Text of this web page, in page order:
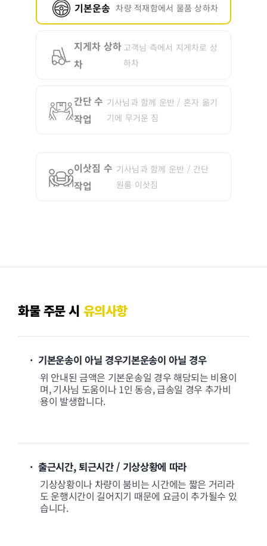
기본운송 차량 적재함에서 물품 상하차
지게차 상하
차
고객님 측에서 지게차로 상
하차
간단 수
작업
기사님과 함께 운반 / 혼자 옮기
기에 무거운 짐
이삿짐 수
작업
기사님과 함께 운반 / 간단
원룸 이삿짐
화물 주문 시 유의사항
· 기본운송이 아닐 경우기본운송이 아닐 경우
위 안내된 금액은 기본운송일 경우 해당되는 비용이
며, 기사님 도움이나 1인 동승, 급송일 경우 추가비
용이 발생합니다.
· 출근시간, 퇴근시간 / 기상상황에 따라
기상상황이나 차량이 붐비는 시간에는 짧은 거리라
도 운행시간이 길어지기 때문에 요금이 추가될수 있
습니다.